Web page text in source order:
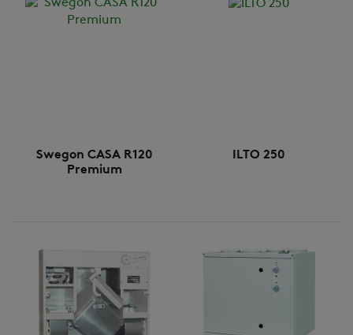
Swegon CASA R120
Premium
ILTO 250